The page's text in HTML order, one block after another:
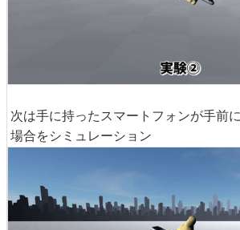
次は手に持ったスマートフォンが手前
場合をシミュレーション